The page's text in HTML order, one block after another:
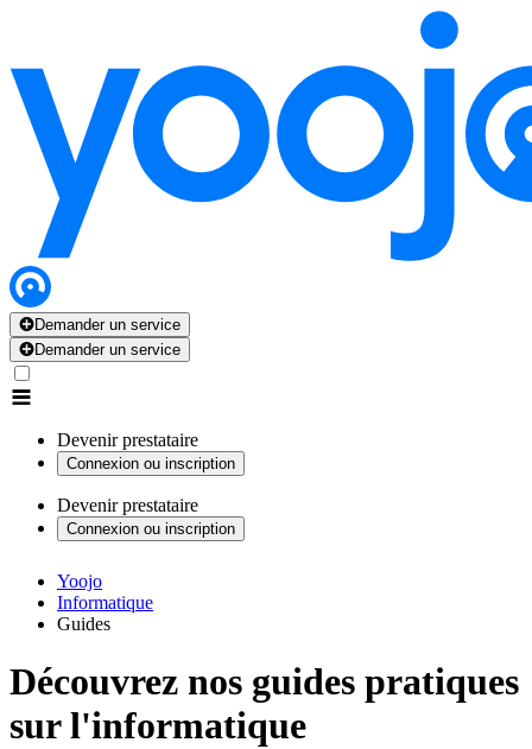
Demander un service
Demander un service
Devenir prestataire
Connexion ou inscription
Devenir prestataire
Connexion ou inscription
Yoojo
Informatique
Guides
Découvrez nos guides pratiques
sur l'informatique